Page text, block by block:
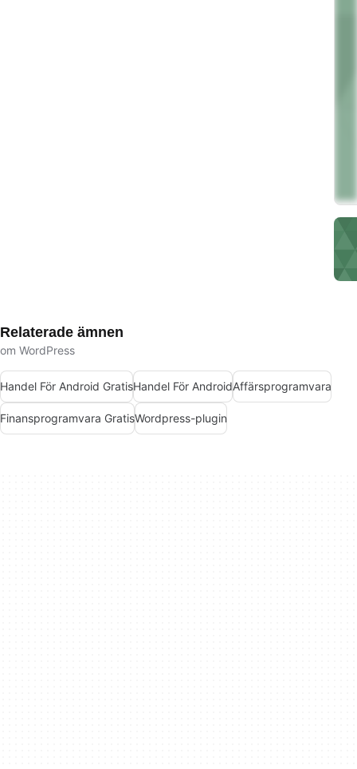
Relaterade ämnen
om WordPress
Handel För Android GratisHandel För AndroidAffärsprogramvara
Finansprogramvara GratisWordpress-plugin